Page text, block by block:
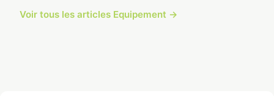
Voir tous les articles Equipement →